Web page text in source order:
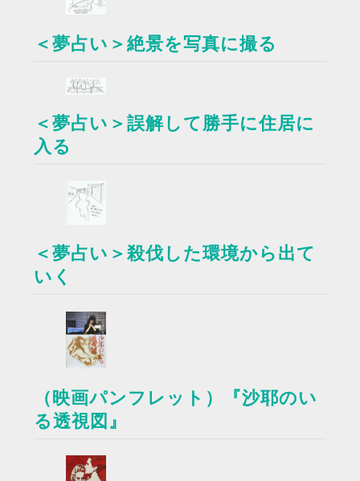
＜夢占い＞絶景を写真に撮る
＜夢占い＞誤解して勝手に住居に
入る
＜夢占い＞殺伐した環境から出て
いく
（映画パンフレット）『沙耶のい
る透視図』